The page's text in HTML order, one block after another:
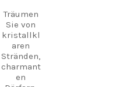
Träumen
Sie von
kristallkl
aren
Stränden,
charmant
en